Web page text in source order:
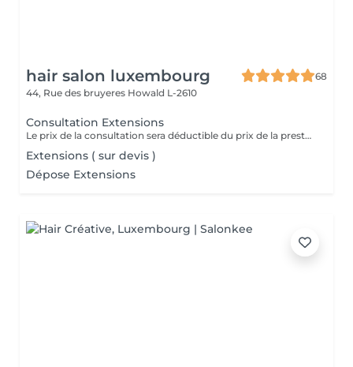
hair salon luxembourg
68
44, Rue des bruyeres Howald L-2610
Consultation Extensions
Le prix de la consultation sera déductible du prix de la prestation
Extensions ( sur devis )
Dépose Extensions